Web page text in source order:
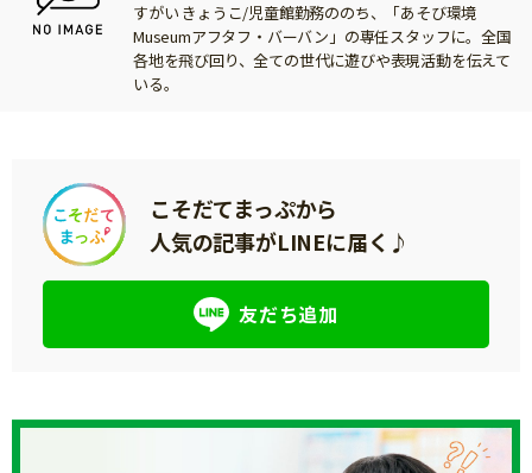
すがい きょうこ/児童館勤務ののち、「あそび環境
Museumアフタフ・バーバン」の専任スタッフに。全国
各地を飛び回り、全ての世代に遊びや表現活動を伝えて
いる。
こそだてまっぷから
人気の記事がLINEに届く♪
友だち追加